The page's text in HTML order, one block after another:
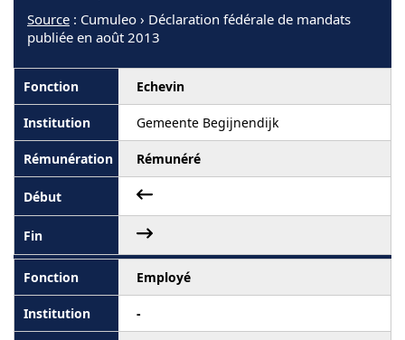
Source : Cumuleo › Déclaration fédérale de mandats
publiée en août 2013
Echevin
Gemeente Begijnendijk
Rémunéré
Employé
-